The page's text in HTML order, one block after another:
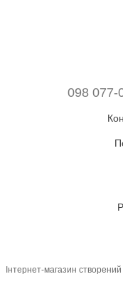
098 077-
Інтернет-магазин